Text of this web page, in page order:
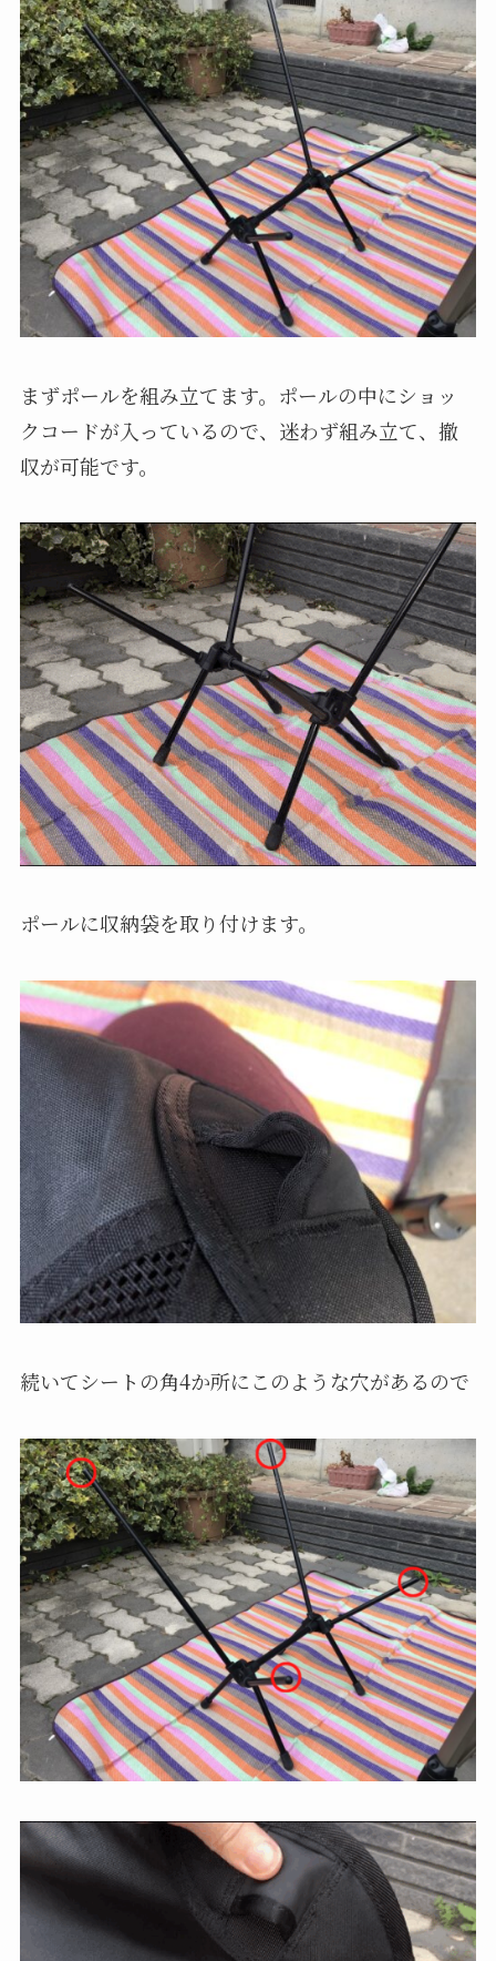
まずポールを組み立てます。ポールの中にショッ
クコードが入っているので、迷わず組み立て、撤
収が可能です。
ポールに収納袋を取り付けます。
続いてシートの角4か所にこのような穴があるので